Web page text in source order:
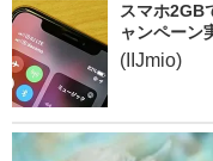
スマホ2GB
ャンペーン
(IIJmio)